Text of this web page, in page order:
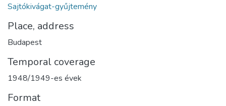
Sajtókivágat-gyűjtemény
Place, address
Budapest
Temporal coverage
1948/1949-es évek
Format